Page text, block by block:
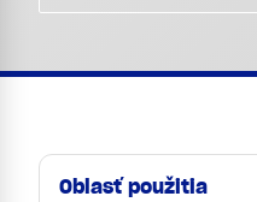
Oblasť použitia